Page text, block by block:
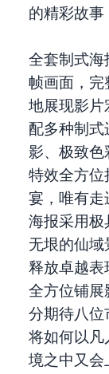
的精彩故事
全套制式海
帧画面，完
地展现影片
配多种制
影、极致色
特效全方位
宴，唯有走
海报采用极
无垠的仙
释放卓越表
全方位铺展
分期待八位
将如何以凡
境之中又会